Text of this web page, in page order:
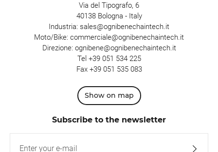
Via del Tipografo, 6
40138 Bologna - Italy
Industria: sales@ognibenechaintech.it
Moto/Bike: commerciale@ognibenechaintech.it
Direzione: ognibene@ognibenechaintech.it
Tel +39 051 534 225
Fax +39 051 535 083
Show on map
Subscribe to the newsletter